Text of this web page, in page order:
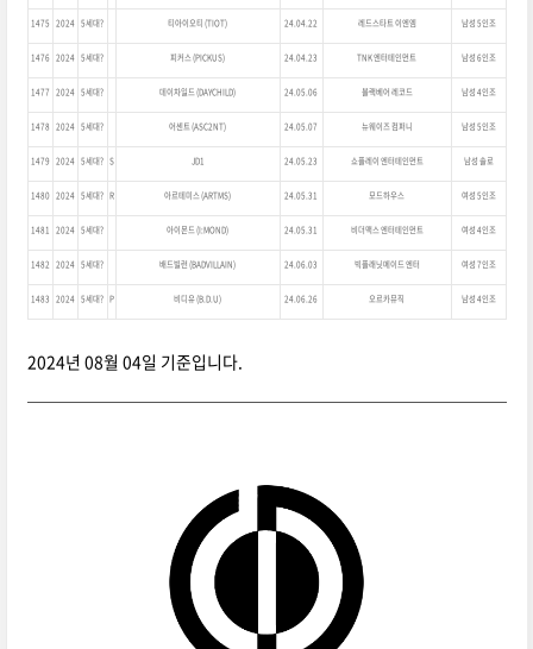
1475 2024 5세대? 티아이오티 (TIOT) 24.04.22 레드스타트 이엔엠 남성 5인조
1476 2024 5세대? 피커스 (PICKUS) 24.04.23 TNK 엔터테인먼트 남성 6인조
1477 2024 5세대? 데이차일드 (DAYCHILD) 24.05.06 블랙베어 레코드 남성 4인조
1478 2024 5세대? 어센트 (ASC2NT) 24.05.07 뉴웨이즈 컴퍼니 남성 5인조
1479 2024 5세대? S JD1 24.05.23 쇼플레이 엔터테인먼트 남성 솔로
1480 2024 5세대? R 아르테미스 (ARTMS) 24.05.31 모드하우스 여성 5인조
1481 2024 5세대? 아이몬드 (I:MOND) 24.05.31 비더맥스 엔터테인먼트 여성 4인조
1482 2024 5세대? 배드빌런 (BADVILLAIN) 24.06.03 빅플래닛메이드 엔터 여성 7인조
1483 2024 5세대? P 비디유 (B.D.U) 24.06.26 오르카뮤직 남성 4인조
2024년 08월 04일 기준입니다.